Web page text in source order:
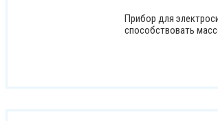
Прибор для
способствовать